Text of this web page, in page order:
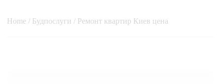
Home / Будпослуги / Ремонт квартир Киев цена